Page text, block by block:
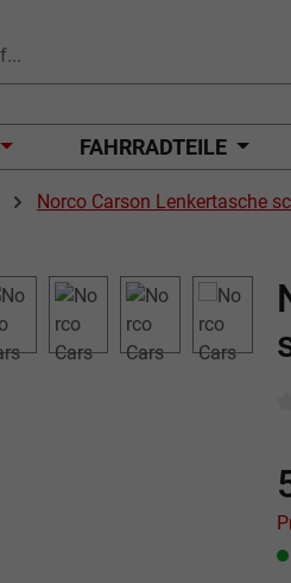
FAHRRADTEILE
Norco Carson Lenkertasche